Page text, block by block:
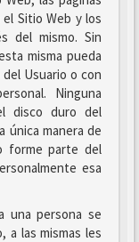
Sitio Web y los
del mismo. Sin
misma pueda
Usuario o con
Ninguna
disco duro del
única manera de
forme parte del
esa
una persona se
a las mismas les